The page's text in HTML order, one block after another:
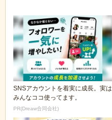
SNSアカウントを着実に成長。実は
みんなココ使ってます。
PR(Dreaw合同会社)